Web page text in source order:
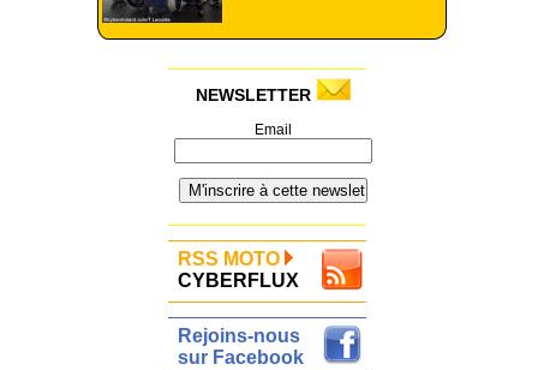
NEWSLETTER
Email
RSS MOTO
CYBERFLUX
Rejoins-nous
sur Facebook